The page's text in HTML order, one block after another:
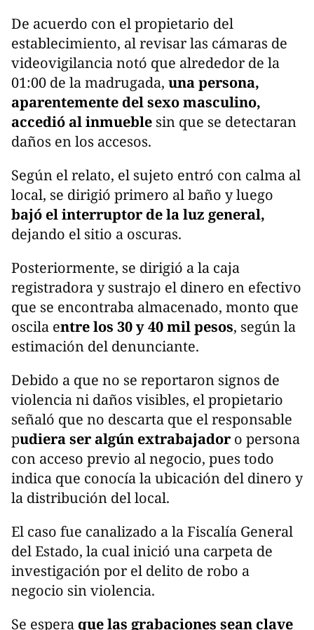
De acuerdo con el propietario del
establecimiento, al revisar las cámaras de
videovigilancia notó que alrededor de la
01:00 de la madrugada, una persona,
aparentemente del sexo masculino,
accedió al inmueble sin que se detectaran
daños en los accesos.
Según el relato, el sujeto entró con calma al
local, se dirigió primero al baño y luego
bajó el interruptor de la luz general,
dejando el sitio a oscuras.
Posteriormente, se dirigió a la caja
registradora y sustrajo el dinero en efectivo
que se encontraba almacenado, monto que
oscila entre los 30 y 40 mil pesos, según la
estimación del denunciante.
Debido a que no se reportaron signos de
violencia ni daños visibles, el propietario
señaló que no descarta que el responsable
pudiera ser algún extrabajadoro persona
con acceso previo al negocio, pues todo
indica que conocía la ubicación del dinero y
la distribución del local.
El caso fue canalizado a la Fiscalía General
del Estado, la cual inició una carpeta de
investigación por el delito de robo a
negocio sin violencia.
Se espera que las grabaciones sean clave